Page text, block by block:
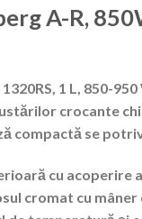
A-R,
1 L, 850-
crocante
compactă se
cu acoperire
cromat cu